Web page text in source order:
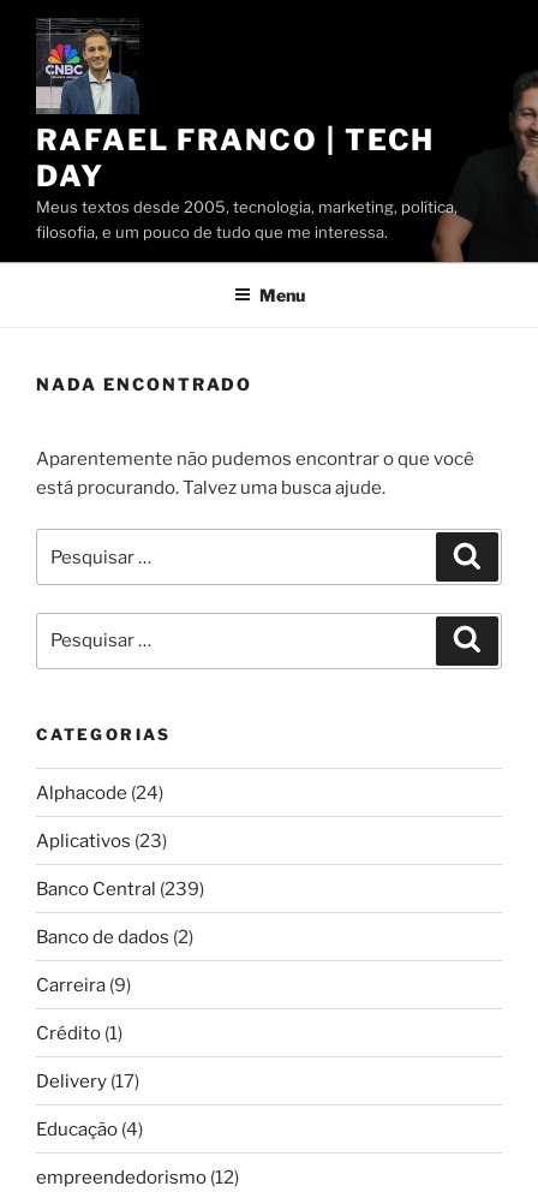
Pular
conteúdo
RAFAEL FRANCO | TECH
DAY
Meus textos desde 2005, tecnologia, marketing, política,
filosofia, e um pouco de tudo que me interessa.
Menu
NADA ENCONTRADO
Aparentemente não pudemos encontrar o que você
está procurando. Talvez uma busca ajude.
por:
por:
CATEGORIAS
Alphacode (24)
Aplicativos (23)
Banco Central (239)
Banco de dados (2)
Carreira (9)
Crédito (1)
Delivery (17)
Educação (4)
empreendedorismo (12)